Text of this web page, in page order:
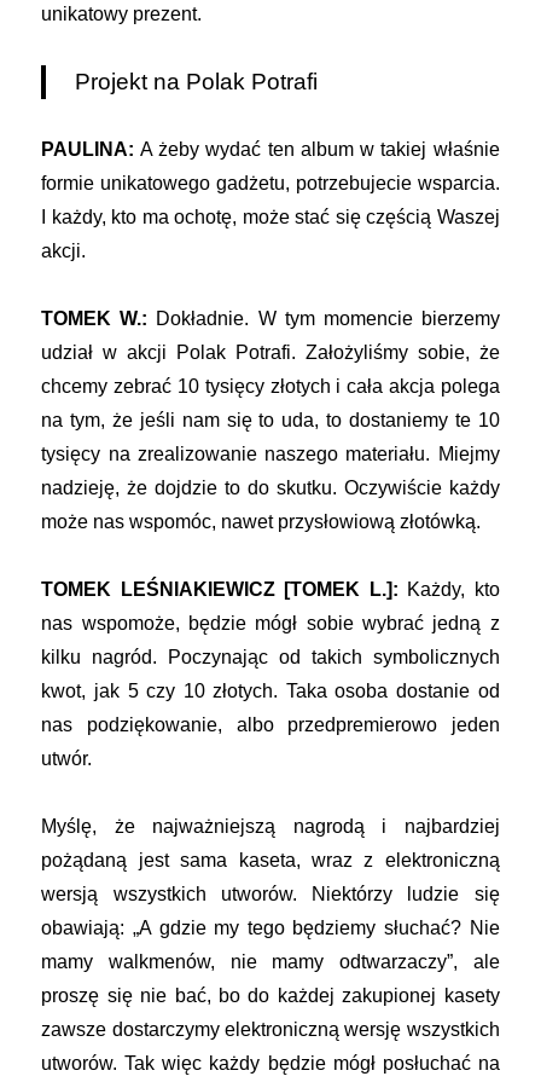
unikatowy prezent.
Projekt na Polak Potrafi
PAULINA: A żeby wydać ten album w takiej właśnie
formie unikatowego gadżetu, potrzebujecie wsparcia.
I każdy, kto ma ochotę, może stać się częścią Waszej
akcji.
TOMEK W.: Dokładnie. W tym momencie bierzemy
udział w akcji Polak Potrafi. Założyliśmy sobie, że
chcemy zebrać 10 tysięcy złotych i cała akcja polega
na tym, że jeśli nam się to uda, to dostaniemy te 10
tysięcy na zrealizowanie naszego materiału. Miejmy
nadzieję, że dojdzie to do skutku. Oczywiście każdy
może nas wspomóc, nawet przysłowiową złotówką.
TOMEK LEŚNIAKIEWICZ [TOMEK L.]: Każdy, kto
nas wspomoże, będzie mógł sobie wybrać jedną z
kilku nagród. Poczynając od takich symbolicznych
kwot, jak 5 czy 10 złotych. Taka osoba dostanie od
nas podziękowanie, albo przedpremierowo jeden
utwór.
Myślę, że najważniejszą nagrodą i najbardziej
pożądaną jest sama kaseta, wraz z elektroniczną
wersją wszystkich utworów. Niektórzy ludzie się
obawiają: „A gdzie my tego będziemy słuchać? Nie
mamy walkmenów, nie mamy odtwarzaczy”, ale
proszę się nie bać, bo do każdej zakupionej kasety
zawsze dostarczymy elektroniczną wersję wszystkich
utworów. Tak więc każdy będzie mógł posłuchać na